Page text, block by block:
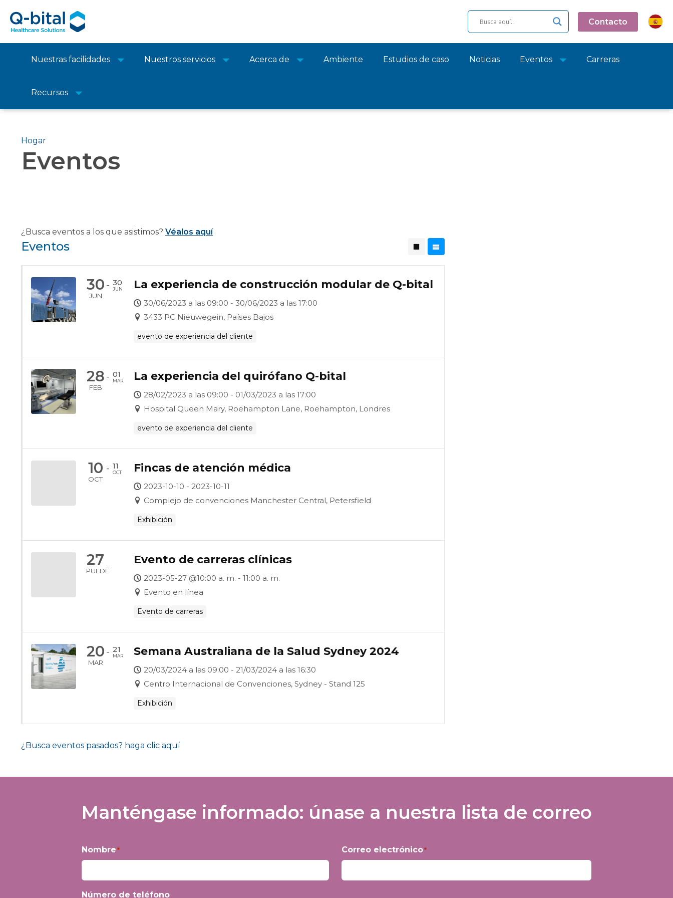
Contacto
Nuestras facilidades Nuestros servicios Acerca de Ambiente Estudios de caso Noticias Eventos Carreras
Recursos
Hogar
Eventos
¿Busca eventos a los que asistimos? Véalos aquí
Eventos
30
JUN
- 30
JUN La experiencia de construcción modular de Q-bital
30/06/2023 a las 09:00 - 30/06/2023 a las 17:00
3433 PC Nieuwegein, Países Bajos
evento de experiencia del cliente
28
FEB
- 01
MAR La experiencia del quirófano Q-bital
28/02/2023 a las 09:00 - 01/03/2023 a las 17:00
Hospital Queen Mary, Roehampton Lane, Roehampton, Londres
evento de experiencia del cliente
10
OCT
- 11
OCT Fincas de atención médica
2023-10-10 - 2023-10-11
Complejo de convenciones Manchester Central, Petersfield
Exhibición
27
PUEDE
Evento de carreras clínicas
2023-05-27 @10:00 a. m. - 11:00 a. m.
Evento en línea
Evento de carreras
20
MAR
- 21
MAR Semana Australiana de la Salud Sydney 2024
20/03/2024 a las 09:00 - 21/03/2024 a las 16:30
Centro Internacional de Convenciones, Sydney - Stand 125
Exhibición
¿Busca eventos pasados? haga clic aquí
Manténgase informado: únase a nuestra lista de correo
Nombre* Correo electrónico*
Número de teléfono